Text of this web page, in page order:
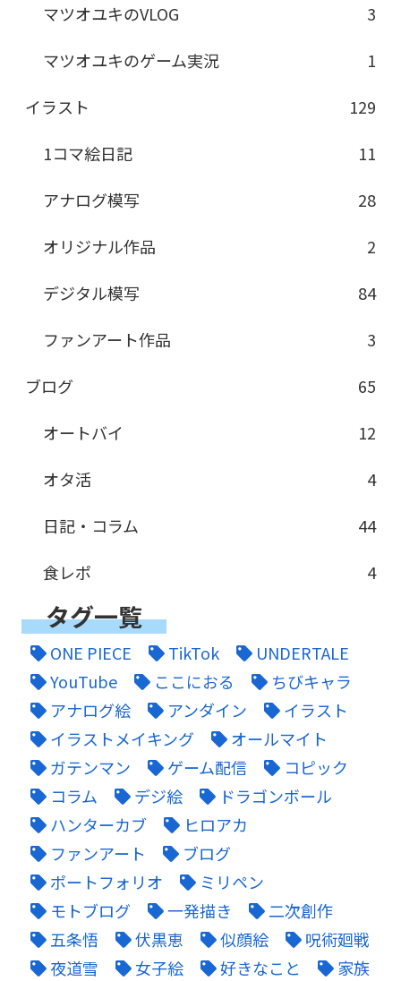
マツオユキのVLOG
3
マツオユキのゲーム実況
1
イラスト
129
1コマ絵日記
11
アナログ模写
28
オリジナル作品
2
デジタル模写
84
ファンアート作品
3
ブログ
65
オートバイ
12
オタ活
4
日記・コラム
44
食レポ
4
タグ一覧
ONE PIECE TikTok
UNDERTALE
YouTube
ここにおる
ちびキャラ
アナログ絵
アンダイン
イラスト
イラストメイキング
オールマイト
ガテンマン
ゲーム配信
コピック
コラム
デジ絵
ドラゴンボール
ハンターカブ
ヒロアカ
ファンアート
ブログ
ポートフォリオ
ミリペン
モトブログ
一発描き
二次創作
五条悟
伏黒恵 似顔絵
呪術廻戦
夜道雪
女子絵 好きなこと 家族